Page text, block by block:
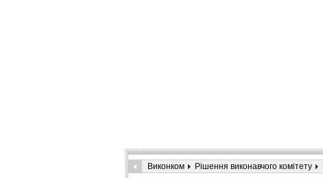
Виконком Рішення виконавчого комітету